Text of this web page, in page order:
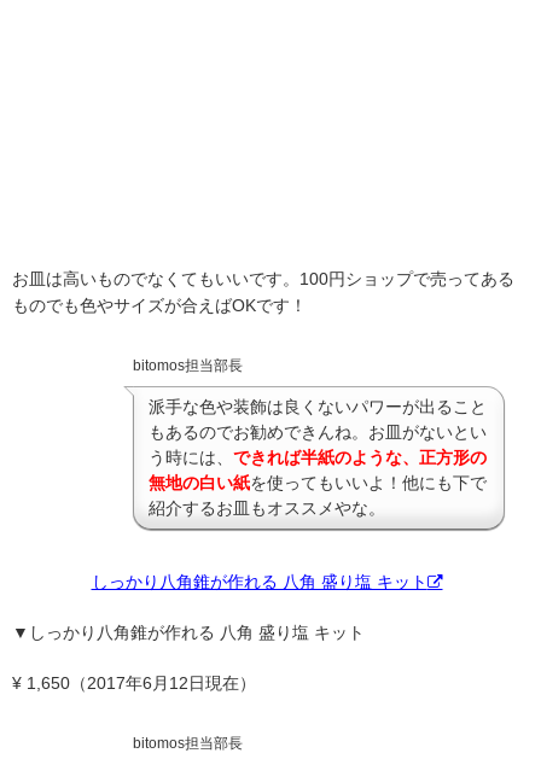
お皿は高いものでなくてもいいです。100円ショップで売ってある
ものでも色やサイズが合えばOKです！
bitomos担当部長
派手な色や装飾は良くないパワーが出ること
もあるのでお勧めできんね。お皿がないとい
う時には、 できれば半紙のような、 正方形の
無地の白い紙を使ってもいいよ！他にも下で
紹介するお皿もオススメやな。
しっかり八角錐が作れる 八角 盛り塩 キット
▼しっかり八角錐が作れる 八角 盛り塩 キット
¥ 1,650（2017年6月12日現在）
bitomos担当部長